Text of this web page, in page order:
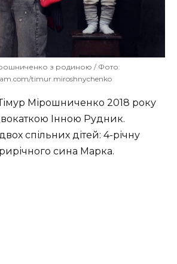
з родиною / Фото:
timur.miroshnychenko
Мірошниченко 2018 року
Інною Рудник.
спільних дітей: 4-річну
сина Марка.